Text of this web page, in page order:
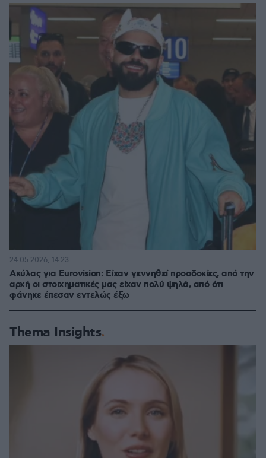
Ακύλας για Eurovision: Είχαν γεννηθεί προσδοκίες, από την
αρχή οι στοιχηματικές μας είχαν πολύ ψηλά, από ότι
φάνηκε έπεσαν εντελώς έξω
24.05.2026, 14:23
Thema Insights